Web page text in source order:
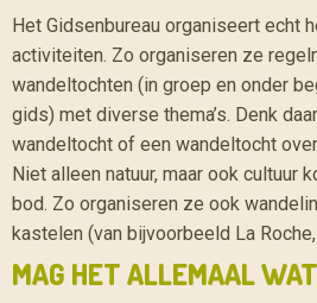
Het Gidsenbureau organiseert echt
activiteiten. Zo organiseren ze
wandeltochten (in groep en onder
gids) met diverse thema’s. Denk
wandeltocht of een wandeltocht
Niet alleen natuur, maar ook cultuur
bod. Zo organiseren ze ook
kastelen (van bijvoorbeeld La
MAG HET ALLEMAAL